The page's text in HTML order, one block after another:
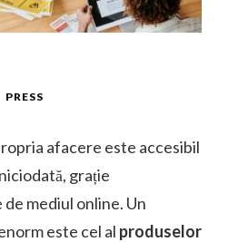
PRESS
afacere este accesibil
grație
mediul online. Un
este cel al produselor